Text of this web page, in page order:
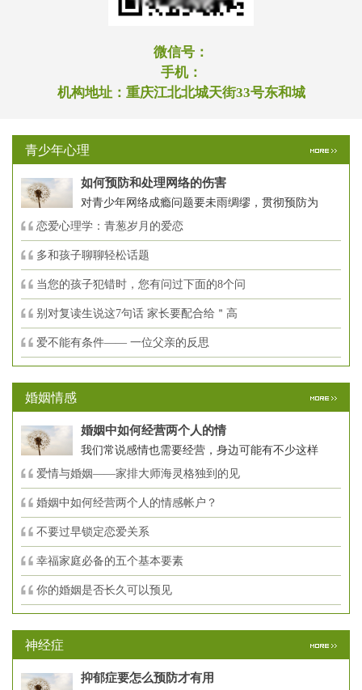
微信号：
手机：
机构地址： 重庆江北北城天街33号东和城
青少年心理
如何预防和处理网络的伤害
对青少年网络成瘾问题要未雨绸缪，贯彻预防为
恋爱心理学：青葱岁月的爱恋
多和孩子聊聊轻松话题
当您的孩子犯错时，您有问过下面的8个问
别对复读生说这7句话 家长要配合给＂高
爱不能有条件—— 一位父亲的反思
婚姻情感
婚姻中如何经营两个人的情
我们常说感情也需要经营，身边可能有不少这样
爱情与婚姻——家排大师海灵格独到的见
婚姻中如何经营两个人的情感帐户？
不要过早锁定恋爱关系
幸福家庭必备的五个基本要素
你的婚姻是否长久可以预见
神经症
抑郁症要怎么预防才有用